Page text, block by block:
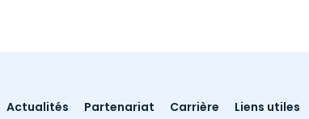
Footer
Actualités Partenariat Carrière Liens utiles